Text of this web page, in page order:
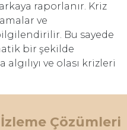
raporlanır. Kriz
ve
Bu sayede
bir şekilde
ve olası krizleri
Çözümleri